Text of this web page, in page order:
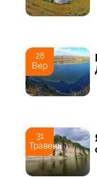
28
Вер
31
Травень